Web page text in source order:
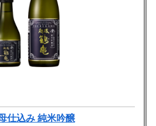
仕込み 純米吟醸